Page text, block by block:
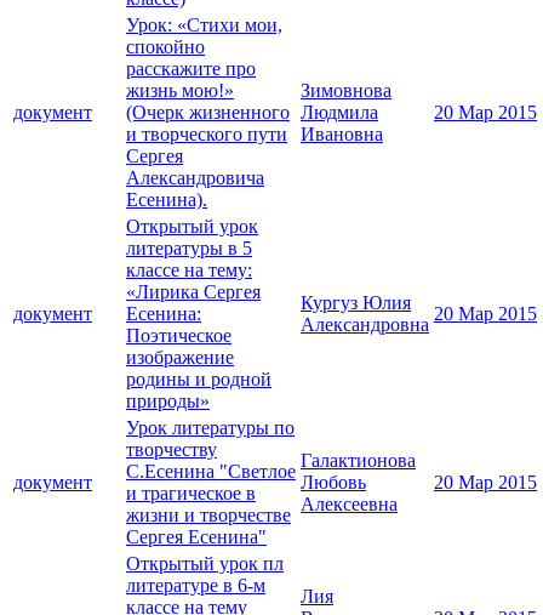
документ
Урок: «Стихи мои,
спокойно
расскажите про
жизнь мою!»
(Очерк жизненного
и творческого пути
Сергея
Александровича
Есенина).
Зимовнова
Людмила
Ивановна
20 Мар 2015
документ
Открытый урок
литературы в 5
классе на тему:
«Лирика Сергея
Есенина:
Поэтическое
изображение
родины и родной
природы»
Кургуз Юлия
Александровна
20 Мар 2015
документ
Урок литературы по
творчеству
С.Есенина "Светлое
и трагическое в
жизни и творчестве
Сергея Есенина"
Галактионова
Любовь
Алексеевна
20 Мар 2015
Открытый урок пл
литературе в 6-м
классе на тему
Лия